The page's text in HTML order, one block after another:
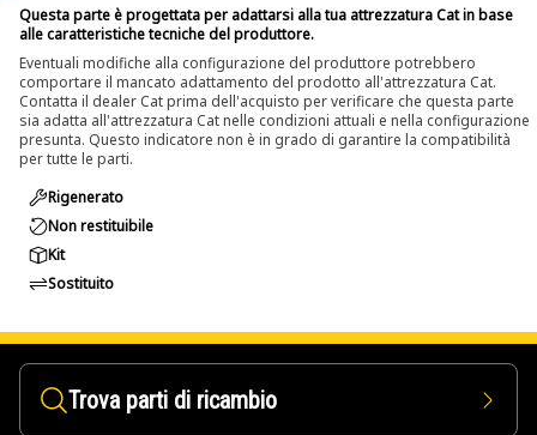
Questa parte è progettata per adattarsi alla tua attrezzatura Cat in base
alle caratteristiche tecniche del produttore.
Eventuali modifiche alla configurazione del produttore potrebbero
comportare il mancato adattamento del prodotto all'attrezzatura Cat.
Contatta il dealer Cat prima dell'acquisto per verificare che questa parte
sia adatta all'attrezzatura Cat nelle condizioni attuali e nella configurazione
presunta. Questo indicatore non è in grado di garantire la compatibilità
per tutte le parti.
Rigenerato
Non restituibile
Kit
Sostituito
Trova parti di ricambio